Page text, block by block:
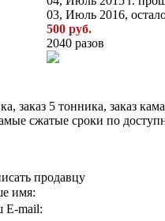
03, Июль 2016,
500 руб.
2040 разов
заказ 5 тонника, заказ
сжатые сроки по
продавцу
имя:
E-mail: